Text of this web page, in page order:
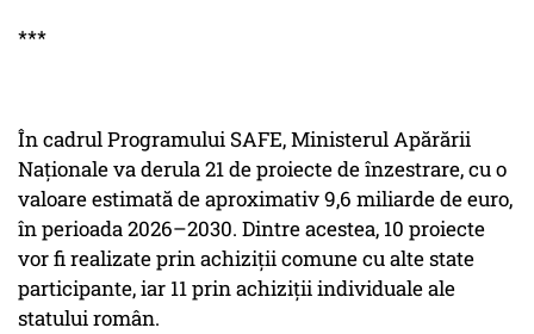
***
În cadrul Programului SAFE, Ministerul Apărării
Naționale va derula 21 de proiecte de înzestrare, cu o
valoare estimată de aproximativ 9,6 miliarde de euro,
în perioada 2026–2030. Dintre acestea, 10 proiecte
vor fi realizate prin achiziții comune cu alte state
participante, iar 11 prin achiziții individuale ale
statului român.